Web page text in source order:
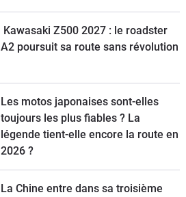
Kawasaki Z500 2027 : le roadster
A2 poursuit sa route sans révolution
Les motos japonaises sont-elles
toujours les plus fiables ? La
légende tient-elle encore la route en
2026 ?
La Chine entre dans sa troisième